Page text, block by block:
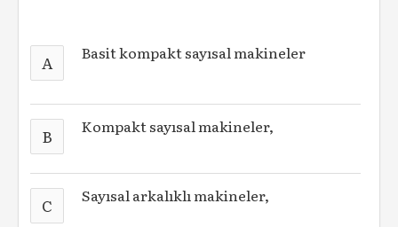
A Basit kompakt sayısal makineler
B Kompakt sayısal makineler,
C Sayısal arkalıklı makineler,